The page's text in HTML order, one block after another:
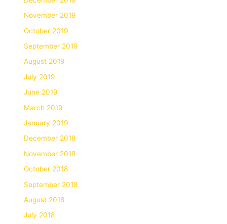
November 2019
October 2019
September 2019
August 2019
July 2019
June 2019
March 2019
January 2019
December 2018
November 2018
October 2018
September 2018
August 2018
July 2018